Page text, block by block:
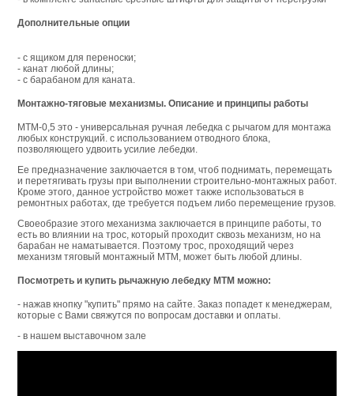
Дополнительные опции
- с ящиком для переноски;
- канат любой длины;
- с барабаном для каната.
Монтажно-тяговые механизмы. Описание и принципы работы
МТМ-0,5 это - универсальная ручная лебедка с рычагом для монтажа
любых конструкций. с использованием отводного блока,
позволяющего удвоить усилие лебедки.
Ее предназначение заключается в том, чтоб поднимать, перемещать
и перетягивать грузы при выполнении строительно-монтажных работ.
Кроме этого, данное устройство может также использоваться в
ремонтных работах, где требуется подъем либо перемещение грузов.
Своеобразие этого механизма заключается в принципе работы, то
есть во влиянии на трос, который проходит сквозь механизм, но на
барабан не наматывается. Поэтому трос, проходящий через
механизм тяговый монтажный МТМ, может быть любой длины.
Посмотреть и купить рычажную лебедку МТМ можно:
- нажав кнопку "купить" прямо на сайте. Заказ попадет к менеджерам,
которые с Вами свяжутся по вопросам доставки и оплаты.
- в нашем выставочном зале